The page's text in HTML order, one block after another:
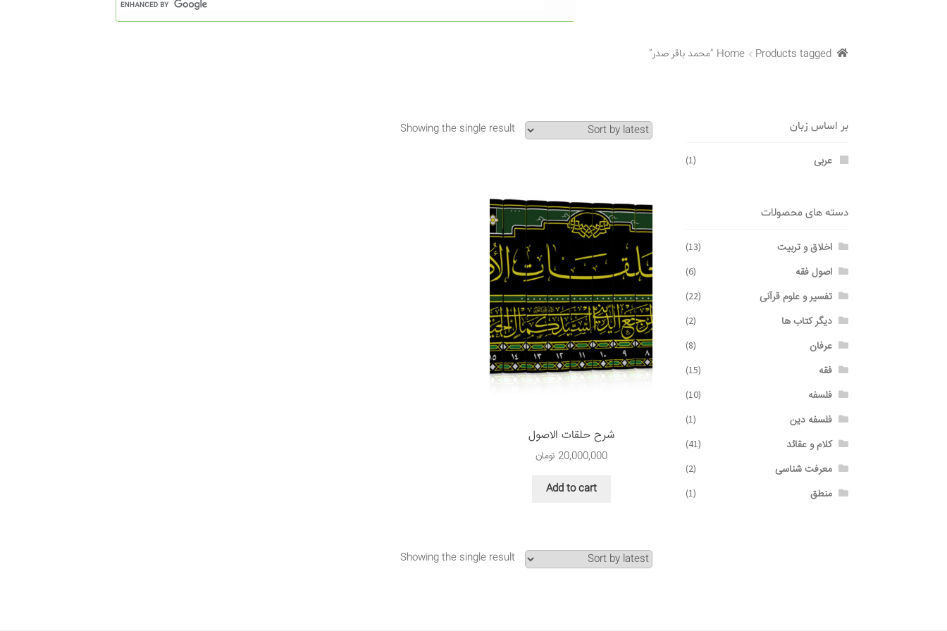
Home Products tagged “محمد باقر صدر”
Showing the single result
شرح حلقات الاصول
20,000,000 تومان
Add to cart
Showing the single result
بر اساس زبان
عربی (1)
دسته های محصولات
اخلاق و تربیت (13)
اصول فقه (6)
تفسیر و علوم قرآنی (22)
دیگر کتاب ها (2)
عرفان (8)
فقه (15)
فلسفه (10)
فلسفه دین (1)
کلام و عقائد (41)
معرفت شناسی (2)
منطق (1)